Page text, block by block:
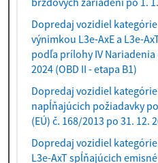
Dopredaj vozidiel kategórie
výnimkou L3e-AxE a L3e-
podľa prílohy IV Nariadenia
2024 (OBD II - etapa B1)
Dopredaj vozidiel kategórie
napĺňajúcich požiadavky
(EÚ) č. 168/2013 po 31. 12.
Dopredaj vozidiel kategórie
L3e-AxT spĺňajúcich